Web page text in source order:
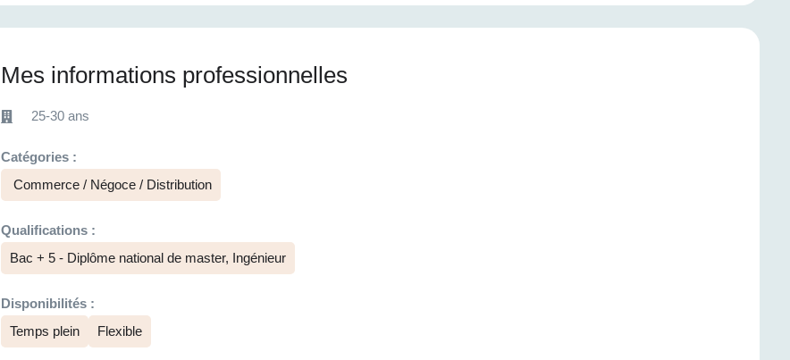
Mes informations professionnelles
25-30 ans
Catégories :
Commerce / Négoce / Distribution
Qualifications :
Bac + 5 - Diplôme national de master, Ingénieur
Disponibilités :
Temps plein
Flexible